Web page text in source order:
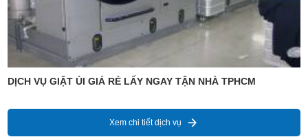
DỊCH VỤ GIẶT ỦI GIÁ RẺ LẤY NGAY TẬN NHÀ TPHCM
Xem chi tiết dịch vụ